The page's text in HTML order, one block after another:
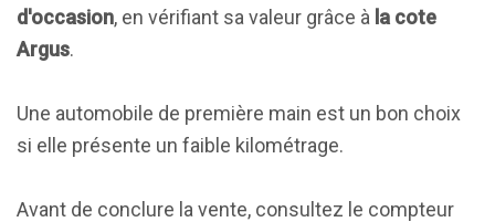
d'occasion, en vérifiant sa valeur grâce à la cote
Argus.
Une automobile de première main est un bon choix
si elle présente un faible kilométrage.
Avant de conclure la vente, consultez le compteur